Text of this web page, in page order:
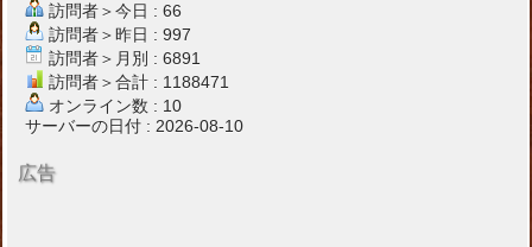
訪問者＞今日 : 66
訪問者＞昨日 : 997
訪問者＞月別 : 6891
訪問者＞合計 : 1188471
オンライン数 : 10
サーバーの日付 : 2026-08-10
広告